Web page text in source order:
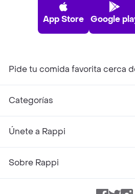
App Store Google
Pide tu comida favorita cerca
Categorías
Únete a Rappi
Sobre Rappi